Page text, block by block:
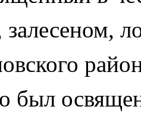
залесеном,
был